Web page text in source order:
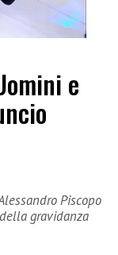
e
Piscopo
gravidanza